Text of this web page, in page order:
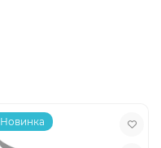
Новинка